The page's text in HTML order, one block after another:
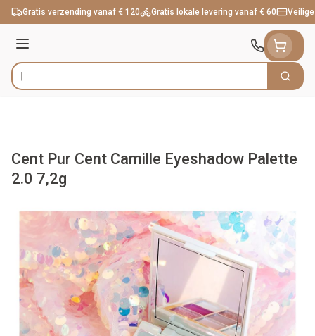
Ga naar de inhoud
Gratis verzending vanaf € 120 Gratis lokale levering vanaf € 60
Menu
Product, merk, categorie... Zoek
Cent Pur Cent Camille Eyeshadow Palette
2.0 7,2g